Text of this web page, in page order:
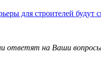
для строителей будут
ответят на Ваши